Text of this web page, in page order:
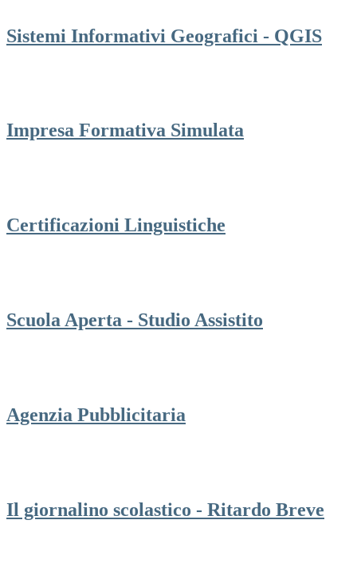
Sistemi Informativi Geografici - QGIS
Impresa Formativa Simulata
Certificazioni Linguistiche
Scuola Aperta - Studio Assistito
Agenzia Pubblicitaria
Il giornalino scolastico - Ritardo Breve